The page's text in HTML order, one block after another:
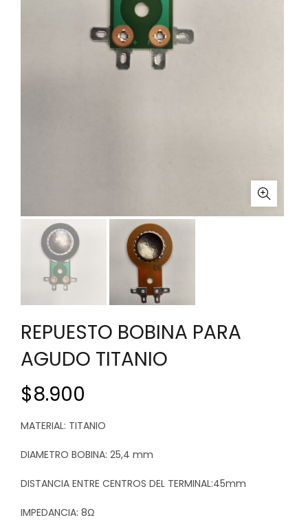
REPUESTO BOBINA PARA
AGUDO TITANIO
$8.900
MATERIAL: TITANIO
DIAMETRO BOBINA: 25,4 mm
DISTANCIA ENTRE CENTROS DEL TERMINAL:45mm
IMPEDANCIA: 8Ω